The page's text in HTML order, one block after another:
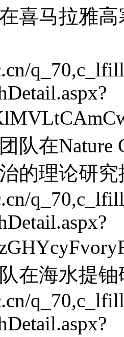
喜马拉雅
队在Nature
的理论研
在海水提